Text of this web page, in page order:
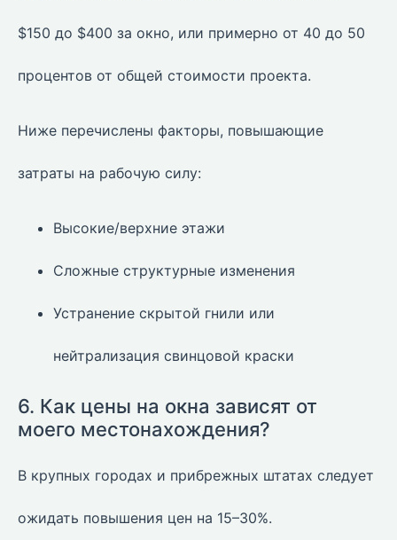
$150 до $400 за окно, или примерно от 40 до 50
процентов от общей стоимости проекта.
Ниже перечислены факторы, повышающие
затраты на рабочую силу:
Высокие/верхние этажи
Сложные структурные изменения
Устранение скрытой гнили или
нейтрализация свинцовой краски
6. Как цены на окна зависят от
моего местонахождения?
В крупных городах и прибрежных штатах следует
ожидать повышения цен на 15–30%.